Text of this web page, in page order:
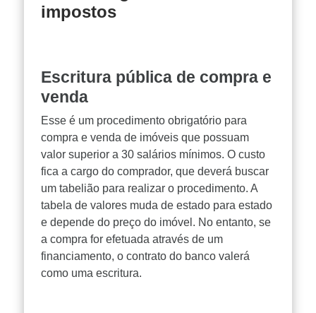
impostos
Escritura pública de compra e
venda
Esse é um procedimento obrigatório para
compra e venda de imóveis que possuam
valor superior a 30 salários mínimos. O custo
fica a cargo do comprador, que deverá buscar
um tabelião para realizar o procedimento. A
tabela de valores muda de estado para estado
e depende do preço do imóvel. No entanto, se
a compra for efetuada através de um
financiamento, o contrato do banco valerá
como uma escritura.